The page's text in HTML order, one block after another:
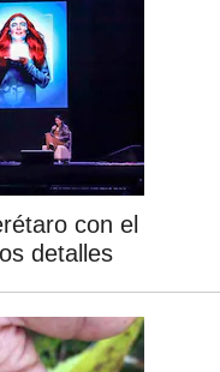
con el
detalles